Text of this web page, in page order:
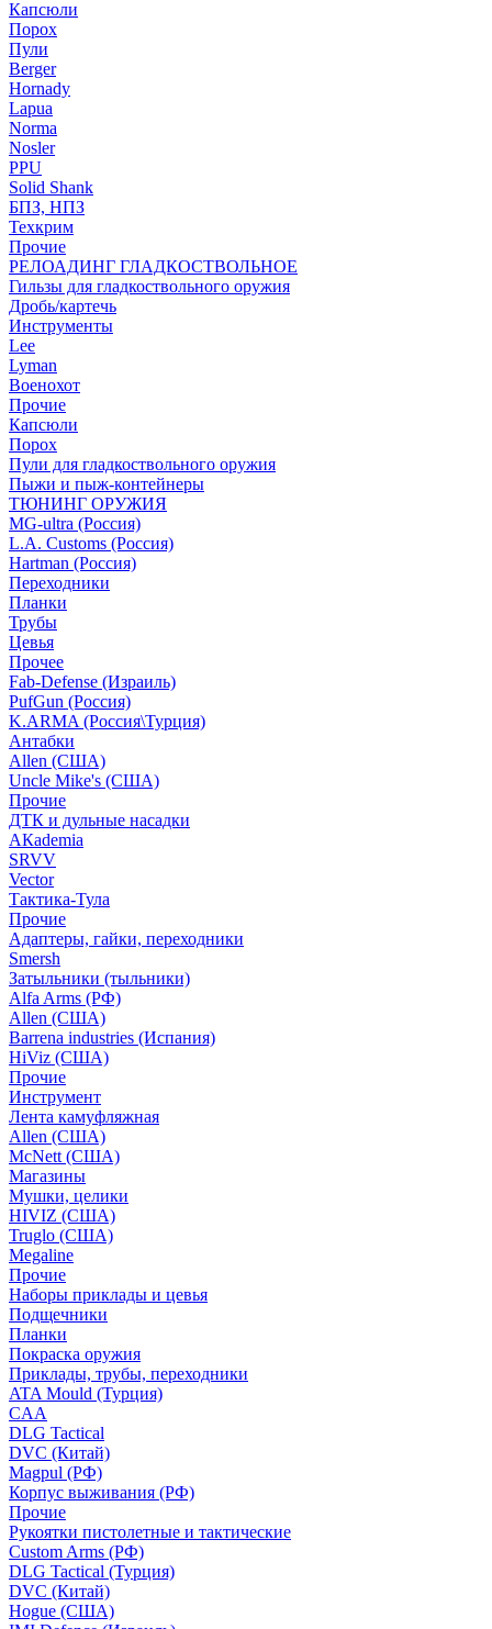
Капсюли
Порох
Пули
Berger
Hornady
Lapua
Norma
Nosler
PPU
Solid Shank
БПЗ, НПЗ
Техкрим
Прочие
РЕЛОАДИНГ ГЛАДКОСТВОЛЬНОЕ
Гильзы для гладкоствольного оружия
Дробь/картечь
Инструменты
Lee
Lyman
Военохот
Прочие
Капсюли
Порох
Пули для гладкоствольного оружия
Пыжи и пыж-контейнеры
ТЮНИНГ ОРУЖИЯ
MG-ultra (Россия)
L.A. Customs (Россия)
Hartman (Россия)
Переходники
Планки
Трубы
Цевья
Прочее
Fab-Defense (Израиль)
PufGun (Россия)
K.ARMA (Россия\Турция)
Антабки
Allen (США)
Uncle Mike's (США)
Прочие
ДТК и дульные насадки
АКademia
SRVV
Vector
Тактика-Тула
Прочие
Адаптеры, гайки, переходники
Smersh
Затыльники (тыльники)
Alfa Arms (РФ)
Allen (США)
Barrena industries (Испания)
HiViz (США)
Прочие
Инструмент
Лента камуфляжная
Allen (США)
McNett (США)
Магазины
Мушки, целики
HIVIZ (США)
Truglo (США)
Megaline
Прочие
Наборы приклады и цевья
Подщечники
Планки
Покраска оружия
Приклады, трубы, переходники
ATA Mould (Турция)
CAA
DLG Tactical
DVC (Китай)
Magpul (РФ)
Корпус выживания (РФ)
Прочие
Рукоятки пистолетные и тактические
Custom Arms (РФ)
DLG Tactical (Турция)
DVC (Китай)
Hogue (США)